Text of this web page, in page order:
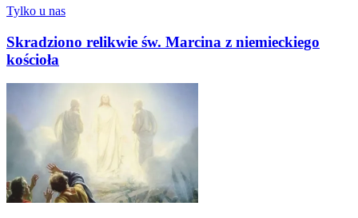
Tylko u nas
Skradziono relikwie św. Marcina z niemieckiego
kościoła